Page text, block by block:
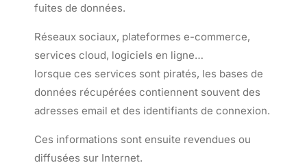
fuites de données.
Réseaux sociaux, plateformes e-commerce,
services cloud, logiciels en ligne…
lorsque ces services sont piratés, les bases de
données récupérées contiennent souvent des
adresses email et des identifiants de connexion.
Ces informations sont ensuite revendues ou
diffusées sur Internet.